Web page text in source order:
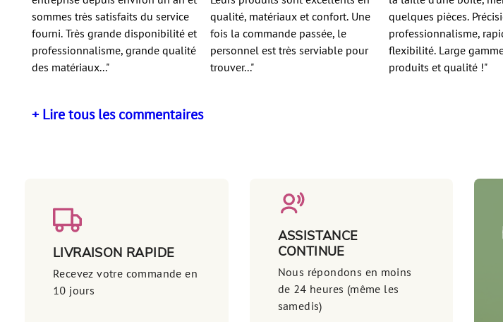
sommes très satisfaits du service
fourni. Très grande disponibilité et
professionnalisme, grande qualité
des matériaux..."
qualité, matériaux et confort. Une
fois la commande passée, le
personnel est très serviable pour
trouver..."
quelques pièces.
professionnalisme,
flexibilité. Large
produits et qualité !"
+ Lire tous les commentaires
LIVRAISON RAPIDE
Recevez votre commande en
10 jours
ASSISTANCE
CONTINUE
Nous répondons en moins
de 24 heures (même les
samedis)